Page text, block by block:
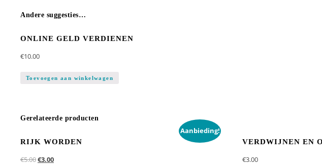
Andere suggesties…
ONLINE GELD VERDIENEN
€10.00
Toevoegen aan winkelwagen
Gerelateerde producten
Aanbieding!
RIJK WORDEN
€5.00€3.00
VERDWIJNEN EN
€3.00